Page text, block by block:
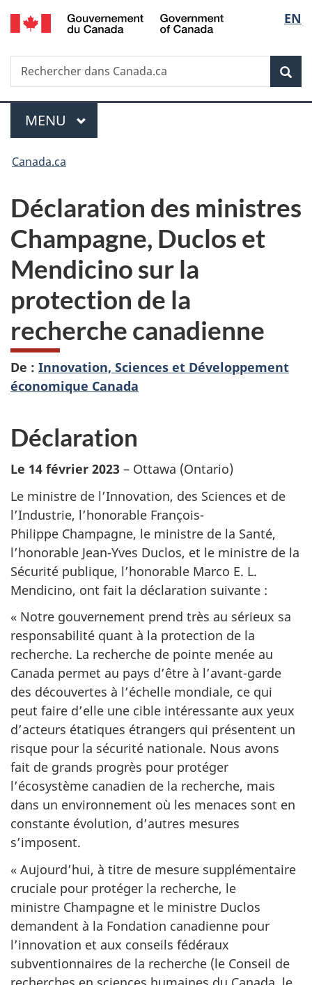
Passer
au
principal
Passer
à
Au
du
Passer
à
version
simplifiée
de
la
EN
Recherche
Rechercher
dans
Menu
MENU PRINCIPAL
Vous
ici :
Canada.ca
Déclaration des ministres
Champagne, Duclos et
Mendicino sur la
protection de la
recherche canadienne
De : Innovation, Sciences et Développement
économique Canada
Déclaration
Le 14 février 2023 – Ottawa (Ontario)
Le ministre de l’Innovation, des Sciences et de
l’Industrie, l’honorable François-
Philippe Champagne, le ministre de la Santé,
l’honorable Jean-Yves Duclos, et le ministre de la
Sécurité publique, l’honorable Marco E. L.
Mendicino, ont fait la déclaration suivante :
« Notre gouvernement prend très au sérieux sa
responsabilité quant à la protection de la
recherche. La recherche de pointe menée au
Canada permet au pays d’être à l’avant-garde
des découvertes à l’échelle mondiale, ce qui
peut faire d’elle une cible intéressante aux yeux
d’acteurs étatiques étrangers qui présentent un
risque pour la sécurité nationale. Nous avons
fait de grands progrès pour protéger
l’écosystème canadien de la recherche, mais
dans un environnement où les menaces sont en
constante évolution, d’autres mesures
s’imposent.
« Aujourd’hui, à titre de mesure supplémentaire
cruciale pour protéger la recherche, le
ministre Champagne et le ministre Duclos
demandent à la Fondation canadienne pour
l’innovation et aux conseils fédéraux
subventionnaires de la recherche (le Conseil de